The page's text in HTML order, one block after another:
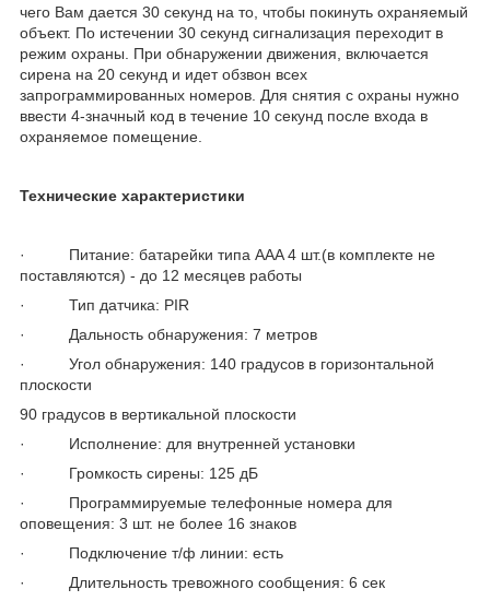
чего Вам дается 30 секунд на то, чтобы покинуть охраняемый
объект. По истечении 30 секунд сигнализация переходит в
режим охраны. При обнаружении движения, включается
сирена на 20 секунд и идет обзвон всех
запрограммированных номеров. Для снятия с охраны нужно
ввести 4-значный код в течение 10 секунд после входа в
охраняемое помещение.
Технические характеристики
· Питание: батарейки типа ААA 4 шт.(в комплекте не
поставляются) - до 12 месяцев работы
· Тип датчика: PIR
· Дальность обнаружения: 7 метров
· Угол обнаружения: 140 градусов в горизонтальной
плоскости
90 градусов в вертикальной плоскости
· Исполнение: для внутренней установки
· Громкость сирены: 125 дБ
· Программируемые телефонные номера для
оповещения: 3 шт. не более 16 знаков
· Подключение т/ф линии: есть
· Длительность тревожного сообщения: 6 сек